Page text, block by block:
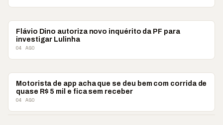
BRASIL
Flávio Dino autoriza novo inquérito da PF para
investigar Lulinha
04 AGO
BRASIL
Motorista de app acha que se deu bem com corrida de
quase R$ 5 mil e fica sem receber
04 AGO